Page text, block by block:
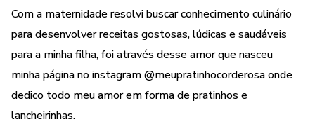
Com a maternidade resolvi buscar conhecimento culinário
para desenvolver receitas gostosas, lúdicas e saudáveis
para a minha filha, foi através desse amor que nasceu
minha página no instagram @meupratinhocorderosa onde
dedico todo meu amor em forma de pratinhos e
lancheirinhas.